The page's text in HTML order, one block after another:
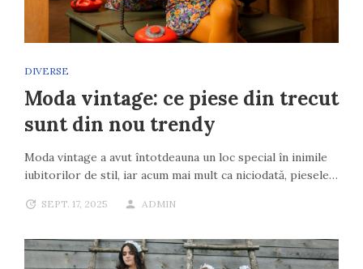
DIVERSE
Moda vintage: ce piese din trecut
sunt din nou trendy
Moda vintage a avut întotdeauna un loc special în inimile
iubitorilor de stil, iar acum mai mult ca niciodată, piesele…
SEPT. 17, 2025 ADMIN